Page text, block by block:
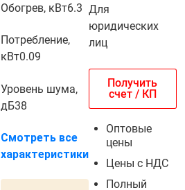
Для
юридических
лиц
Получить
счет / КП
Оптовые
цены
Цены с НДС
Полный
Обогрев, кВт6.3
Потребление,
кВт0.09
Уровень шума,
дБ38
Смотреть все
характеристики